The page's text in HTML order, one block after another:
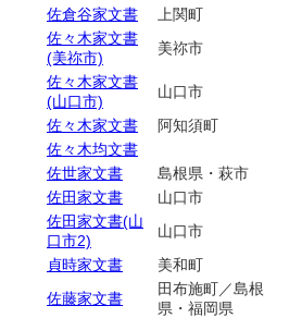
佐倉谷家文書
上関町
佐々木家文書
(美祢市)
美祢市
佐々木家文書
(山口市)
山口市
佐々木家文書
阿知須町
佐々木均文書
佐世家文書
島根県・萩市
佐田家文書
山口市
佐田家文書(山
口市2)
山口市
貞時家文書
美和町
佐藤家文書
田布施町／島根
県・福岡県